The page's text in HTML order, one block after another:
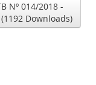
Nº 014/2018 -
(1192 Downloads)